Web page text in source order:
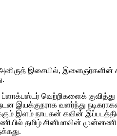
இசையில், இளைஞர்களின்
ப்ளாக்பஸ்டர் வெற்றிகளைக்
இயக்குநராக வளர்ந்து
இளம் நாயகன் கவின்
தமிழ் சினிமாவின்